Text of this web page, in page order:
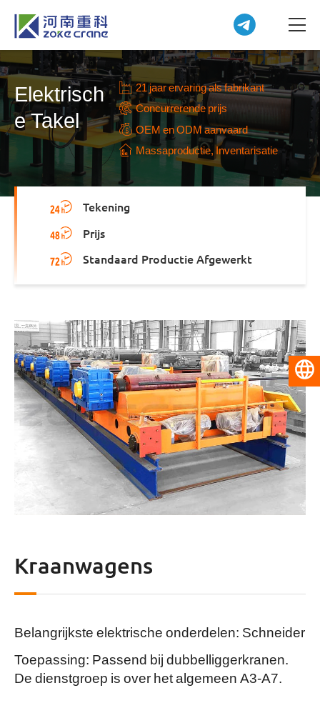
Elektrisch
e Takel
21 jaar ervaring als fabrikant
Concurrerende prijs
OEM en ODM aanvaard
Massaproductie, Inventarisatie
Tekening
Prijs
Standaard Productie Afgewerkt
Kraanwagens
Belangrijkste elektrische onderdelen: Schneider
Toepassing: Passend bij dubbelliggerkranen.
De dienstgroep is over het algemeen A3-A7.
Nederlands